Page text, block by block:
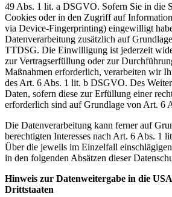
49 Abs. 1 lit. a DSGVO. Sofern Sie in die
Cookies oder in den Zugriff auf
via Device-Fingerprinting) eingewilligt
Datenverarbeitung zusätzlich auf
TTDSG. Die Einwilligung ist jederzeit
zur Vertragserfüllung oder zur
Maßnahmen erforderlich, verarbeiten wir
des Art. 6 Abs. 1 lit. b DSGVO. Des
Daten, sofern diese zur Erfüllung einer
erforderlich sind auf Grundlage von Art. 6
Die Datenverarbeitung kann ferner auf
berechtigten Interesses nach Art. 6 Abs. 1
Über die jeweils im Einzelfall
in den folgenden Absätzen dieser
Hinweis zur Datenweitergabe in die
Drittstaaten